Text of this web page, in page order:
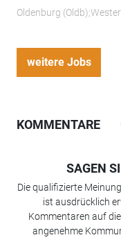
Oldenburg
weitere Jobs
KOMMENTARE
SAGEN
Die qualifizierte
ist ausdrücklich
Kommentaren auf
angenehme